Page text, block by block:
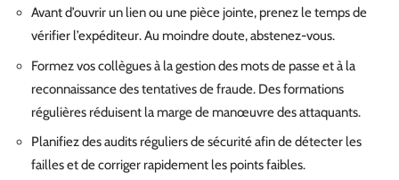
Avant d’ouvrir un lien ou une pièce jointe, prenez le temps de
vérifier l’expéditeur. Au moindre doute, abstenez-vous.
Formez vos collègues à la gestion des mots de passe et à la
reconnaissance des tentatives de fraude. Des formations
régulières réduisent la marge de manœuvre des attaquants.
Planifiez des audits réguliers de sécurité afin de détecter les
failles et de corriger rapidement les points faibles.